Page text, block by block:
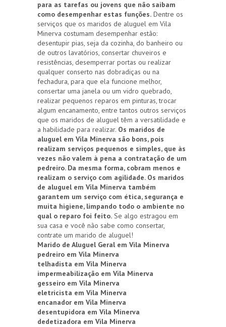
para as tarefas ou jovens que não saibam
como desempenhar estas funções. Dentre os
serviços que os maridos de aluguel em Vila
Minerva costumam desempenhar estão:
desentupir pias, seja da cozinha, do banheiro ou
de outros lavatórios, consertar chuveiros e
resistências, desemperrar portas ou realizar
qualquer conserto nas dobradiças ou na
fechadura, para que ela funcione melhor,
consertar uma janela ou um vidro quebrado,
realizar pequenos reparos em pinturas, trocar
algum encanamento, entre tantos outros serviços
que os maridos de aluguel têm a versatilidade e
a habilidade para realizar. Os maridos de
aluguel em Vila Minerva são bons, pois
realizam serviços pequenos e simples, que às
vezes não valem à pena a contratação de um
pedreiro. Da mesma forma, cobram menos e
realizam o serviço com agilidade. Os maridos
de aluguel em Vila Minerva também
garantem um serviço com ética, segurança e
muita higiene, limpando todo o ambiente no
qual o reparo foi feito. Se algo estragou em
sua casa e você não sabe como consertar,
contrate um marido de aluguel!
Marido de Aluguel Geral em Vila Minerva
pedreiro em Vila Minerva
telhadista em Vila Minerva
impermeabilização em Vila Minerva
gesseiro em Vila Minerva
eletricista em Vila Minerva
encanador em Vila Minerva
desentupidora em Vila Minerva
dedetizadora em Vila Minerva